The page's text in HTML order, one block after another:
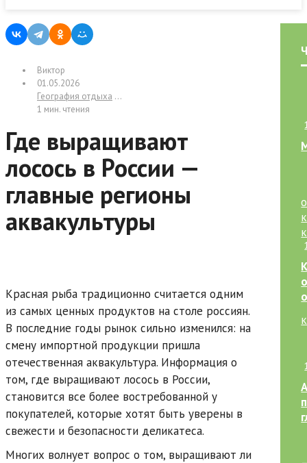
Виктор
01.05.2026
География отдыха / Публикации
1 мин. чтения
Где выращивают
лосось в России —
главные регионы
аквакультуры
Красная рыба традиционно считается одним
из самых ценных продуктов на столе россиян.
В последние годы рынок сильно изменился: на
смену импортной продукции пришла
отечественная аквакультура. Информация о
том, где выращивают лосось в России,
становится все более востребованной у
покупателей, которые хотят быть уверены в
свежести и безопасности деликатеса.
Многих волнует вопрос о том, выращивают ли